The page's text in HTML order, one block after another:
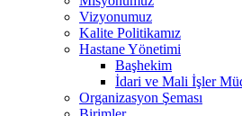
Vizyonumuz
Kalite Politikamız
Hastane Yönetimi
Başhekim
İdari ve Mali İşler
Organizasyon Şeması